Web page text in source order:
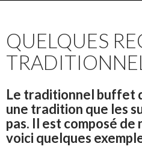
QUELQUES
Le traditionnel buffet
une tradition que les
pas. Il est composé
voici quelques